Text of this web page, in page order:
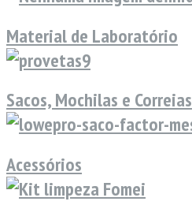
Material de Laboratório
Sacos, Mochilas e Correias
Acessórios